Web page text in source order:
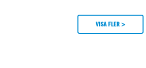
VISA FLER >